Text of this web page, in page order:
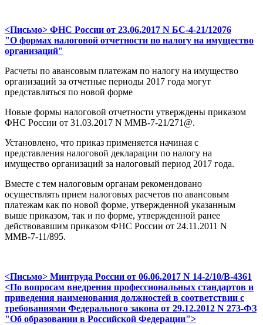
<Письмо> ФНС России от 23.06.2017 N БС-4-21/12076
"О формах налоговой отчетности по налогу на имущество
организаций"
Расчеты по авансовым платежам по налогу на имущество
организаций за отчетные периоды 2017 года могут
представляться по новой форме
Новые формы налоговой отчетности утверждены приказом
ФНС России от 31.03.2017 N ММВ-7-21/271@.
Установлено, что приказ применяется начиная с
представления налоговой декларации по налогу на
имущество организаций за налоговый период 2017 года.
Вместе с тем налоговым органам рекомендовано
осуществлять прием налоговых расчетов по авансовым
платежам как по новой форме, утвержденной указанным
выше приказом, так и по форме, утвержденной ранее
действовавшим приказом ФНС России от 24.11.2011 N
ММВ-7-11/895.
<Письмо> Минтруда России от 06.06.2017 N 14-2/10/В-4361
<По вопросам внедрения профессиональных стандартов и
приведения наименования должностей в соответствии с
требованиями Федерального закона от 29.12.2012 N 273-ФЗ
"Об образовании в Российской Федерации">